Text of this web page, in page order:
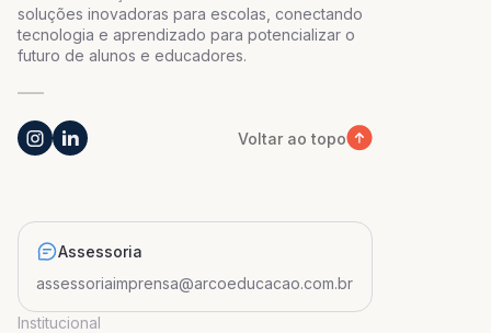
soluções inovadoras para escolas, conectando
tecnologia e aprendizado para potencializar o
futuro de alunos e educadores.
Voltar ao topo
Assessoria
assessoriaimprensa@arcoeducacao.com.br
Institucional